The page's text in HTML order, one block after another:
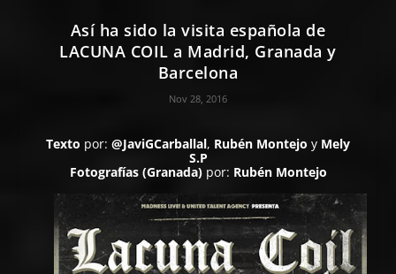
Así ha sido la visita española de
LACUNA COIL a Madrid, Granada y
Barcelona
Nov 28, 2016
Texto por: @JaviGCarballal, Rubén Montejo y Mely
S.P
Fotografías (Granada)por: Rubén Montejo